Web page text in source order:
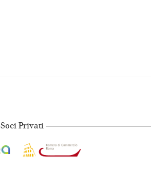
Soci Privati